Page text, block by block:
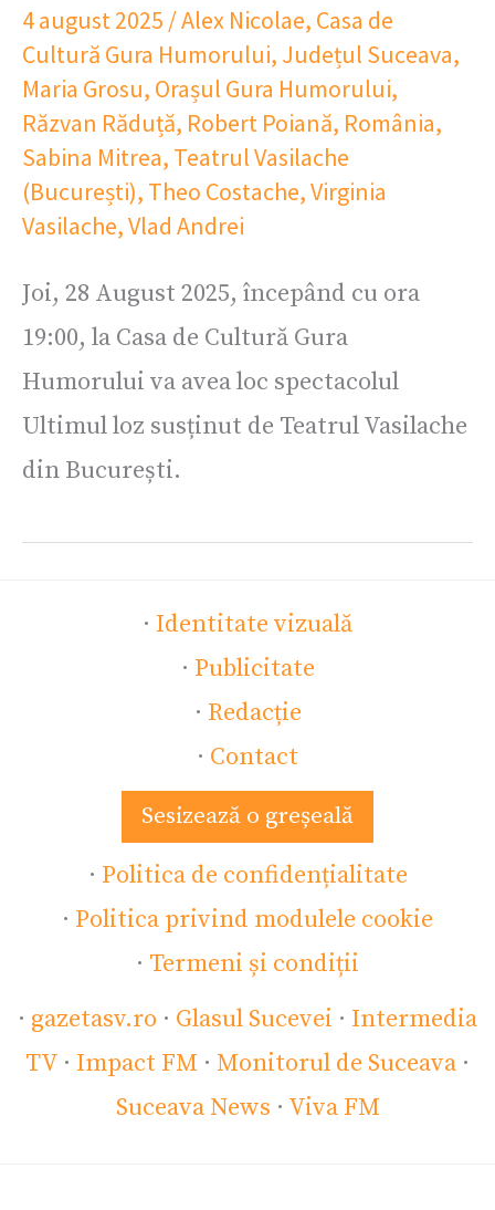
4 august 2025 /Alex Nicolae, Casa de
Cultură Gura Humorului, Județul Suceava,
Maria Grosu, Orașul Gura Humorului,
Răzvan Răduță, Robert Poiană, România,
Sabina Mitrea, Teatrul Vasilache
(București), Theo Costache,Virginia
Vasilache,Vlad Andrei
Joi, 28 August 2025, începând cu ora
19:00, la Casa de Cultură Gura
Humorului va avea loc spectacolul
Ultimul loz susținut de Teatrul Vasilache
din București.
· Identitate vizuală
· Publicitate
· Redacție
· Contact
Sesizează o greșeală
· Politica de confidențialitate
· Politica privind modulele cookie
· Termeni și condiții
· gazetasv.ro · Glasul Sucevei · Intermedia
TV · Impact FM · Monitorul de Suceava ·
Suceava News · Viva FM